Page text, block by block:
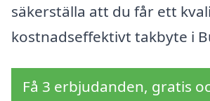
säkerställa att du får ett
kostnadseffektivt takbyte i
Få 3 erbjudanden, gratis